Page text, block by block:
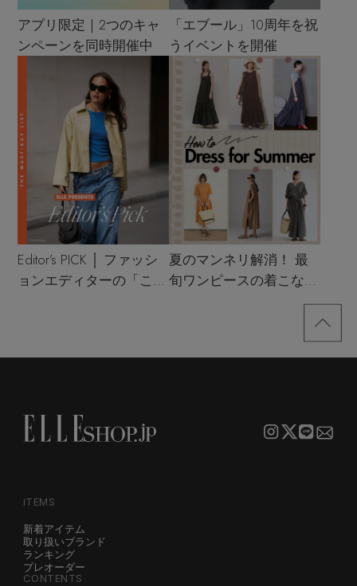
アプリ限定｜2つのキャ
ンペーンを同時開催中
「エブール」10周年を祝
うイベントを開催
Editor’s PICK │ ファッシ
ョンエディターの「これ
夏のマンネリ解消！ 最
旬ワンピースの着こなし
ITEMS
新着アイテム
取り扱いブランド
ランキング
プレオーダー
CONTENTS